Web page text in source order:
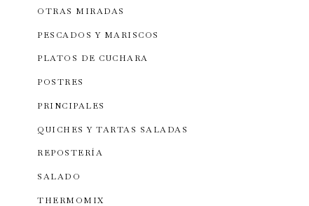
OTRAS MIRADAS
PESCADOS Y MARISCOS
PLATOS DE CUCHARA
POSTRES
PRINCIPALES
QUICHES Y TARTAS SALADAS
REPOSTERÍA
SALADO
THERMOMIX